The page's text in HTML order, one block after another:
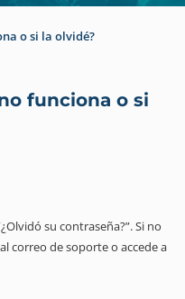
o si la olvidé?
funciona o si
su contraseña?”. Si no
correo de soporte o accede a